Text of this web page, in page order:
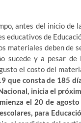
antes del inicio de
educativos de
materiales deben de
sucede y a pesar de
el costo del
que consta de 185
inicia el
el 20 de
para